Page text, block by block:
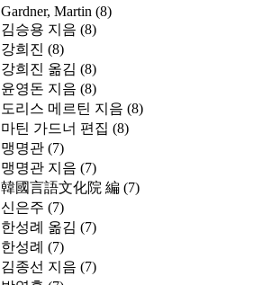
Gardner, Martin (8)
김승용 지음 (8)
강희진 (8)
강희진 옮김 (8)
윤영돈 지음 (8)
도리스 메르틴 지음 (8)
마틴 가드너 편집 (8)
맹명관 (7)
맹명관 지음 (7)
韓國言語文化院 編 (7)
신은주 (7)
한성례 옮김 (7)
한성례 (7)
김종선 지음 (7)